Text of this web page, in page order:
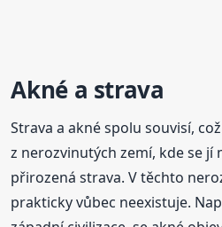
Akné a strava
Strava a akné spolu souvisí,
z nerozvinutých zemí, kde se jí
přirozená strava. V těchto
prakticky vůbec neexistuje.